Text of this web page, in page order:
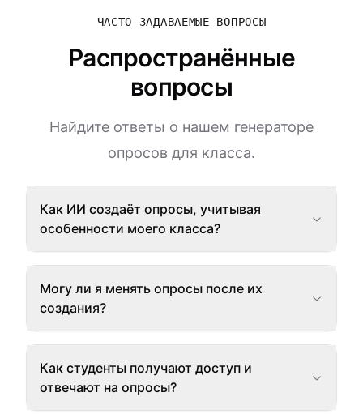
ЧАСТО ЗАДАВАЕМЫЕ ВОПРОСЫ
Распространённые
вопросы
Найдите ответы о нашем генераторе
опросов для класса.
Как ИИ создаёт опросы, учитывая
особенности моего класса?
Могу ли я менять опросы после их
создания?
Как студенты получают доступ и
отвечают на опросы?